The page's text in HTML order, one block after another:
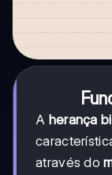
A herança
através do